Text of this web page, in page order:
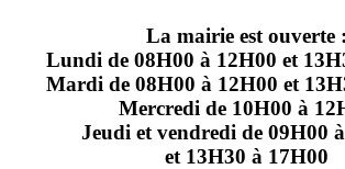
La mairie est ouverte :
Lundi de 08H00 à 12H00 et
Mardi de 08H00 à 12H00 et
Mercredi de 10H00 à
Jeudi et vendredi de 09H00
et 13H30 à 17H00